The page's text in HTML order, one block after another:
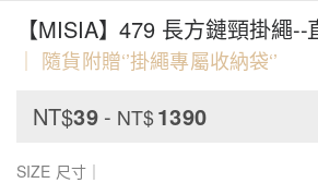
【MISIA】479 長方鏈頸掛繩--
｜ 隨貨附贈‘’掛繩專屬收納袋‘’
NT$39 - NT$1390
SIZE 尺寸｜